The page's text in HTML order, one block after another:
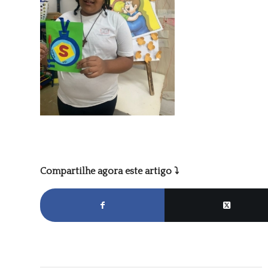
Compartilhe agora este artigo ⤵